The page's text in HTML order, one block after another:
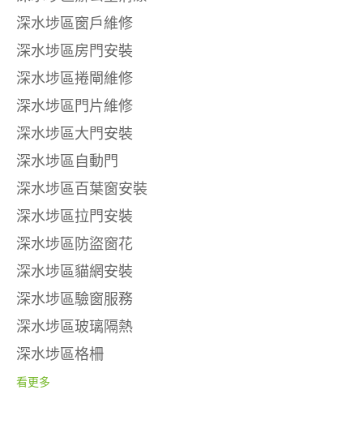
深水埗區窗戶維修
深水埗區房門安裝
深水埗區捲閘維修
深水埗區門片維修
深水埗區大門安裝
深水埗區自動門
深水埗區百葉窗安裝
深水埗區拉門安裝
深水埗區防盜窗花
深水埗區貓網安裝
深水埗區驗窗服務
深水埗區玻璃隔熱
深水埗區格柵
看更多